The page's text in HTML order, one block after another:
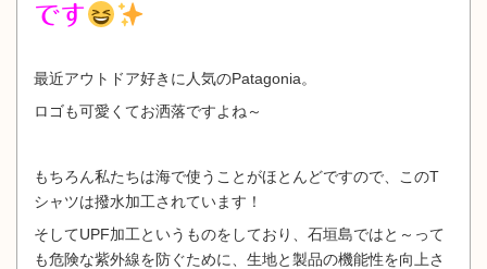
です
最近アウトドア好きに人気のPatagonia。
ロゴも可愛くてお洒落ですよね～
もちろん私たちは海で使うことがほとんどですので、このT
シャツは撥水加工されています！
そしてUPF加工というものをしており、 石垣島ではと～って
も危険な紫外線を防ぐために、生地と製品の機能性を向上さ